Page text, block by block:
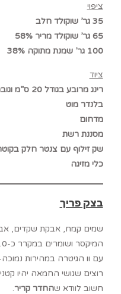
ציפוי
35 גר’ שוקולד חלב
65 גר’ שוקולד מריר 58%
100 גר’ שמנת מתוקה 38%
ציוד
רינג מרובע בגודל 20 ס”מ וגובה 2 ס”מ
בלנדר מוט
מדחום
מסננת רשת
שק זילוף עם צנטר חלק בקוטר 16
כלי מזיגה
בצק פריך
שמים קמח, אבקת שקדים,
עם וו הגיטרה במהירות
רוצים שגושי החמאה יהיו
חשוב לוודא שהחדר קריר.